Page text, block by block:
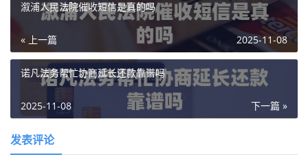
溆浦人民法院催收短信是真的吗
« 上一篇 2025-11-08
诺凡法务帮忙协商延长还款靠谱吗
下一篇 »
2025-11-08
发表评论